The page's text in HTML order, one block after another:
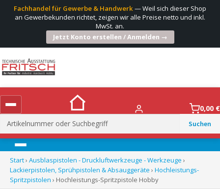
Fachhandel für Gewerbe & Handwerk— Weil sich dieser Shop
an Gewerbekunden richtet, zeigen wir alle Preise netto und inkl.
MwSt. an.
Jetzt Konto erstellen / Anmelden →
Suchen
nach:
0,00 €
Menü
Start› Ausblaspistolen - Druckluftwerkzeuge - Werkzeuge ›
Lackierpistolen, Sprühpistolen & Absauggeräte › Hochleistungs-
Spritzpistolen › Hochleistungs-Spritzpistole Hobby